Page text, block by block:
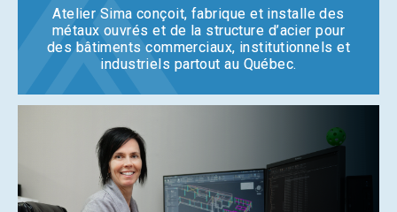
Atelier Sima conçoit, fabrique et installedes
métaux ouvrés et de la structure d’acierpour
des bâtiments commerciaux, institutionnels et
industriels partout au Québec.